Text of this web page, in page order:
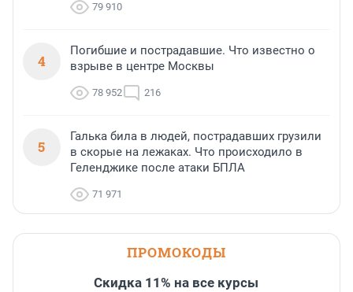
79 910
4
Погибшие и пострадавшие. Что известно о
взрыве в центре Москвы
78 952 216
5
Галька била в людей, пострадавших грузили
в скорые на лежаках. Что происходило в
Геленджике после атаки БПЛА
71 971
ПРОМОКОДЫ
Скидка 11% на все курсы